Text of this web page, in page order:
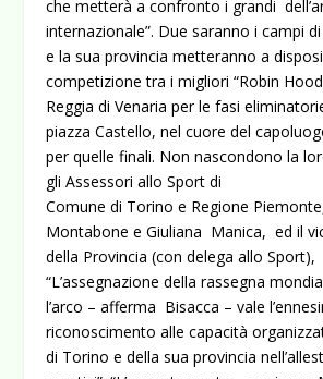
che metterà a confronto i grandi
internazionale”. Due saranno i campi
e la sua provincia metteranno a
competizione tra i migliori “Robin
Reggia di Venaria per le fasi
piazza Castello, nel cuore del
per quelle finali. Non nascondono la
gli Assessori allo Sport di
Comune di Torino e Regione
Montabone e Giuliana Manica, ed il
della Provincia (con delega allo Sport),
“L’assegnazione della rassegna
l’arco – afferma Bisacca – vale
riconoscimento alle capacità
di Torino e della sua provincia